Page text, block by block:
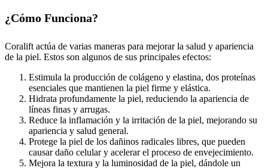
¿Cómo Funciona?
Coralift actúa de varias maneras para mejorar la salud y apariencia
de la piel. Estos son algunos de sus principales efectos:
Estimula la producción de colágeno y elastina, dos proteínas
esenciales que mantienen la piel firme y elástica.
Hidrata profundamente la piel, reduciendo la apariencia de
líneas finas y arrugas.
Reduce la inflamación y la irritación de la piel, mejorando su
apariencia y salud general.
Protege la piel de los dañinos radicales libres, que pueden
causar daño celular y acelerar el proceso de envejecimiento.
Mejora la textura y la luminosidad de la piel, dándole un